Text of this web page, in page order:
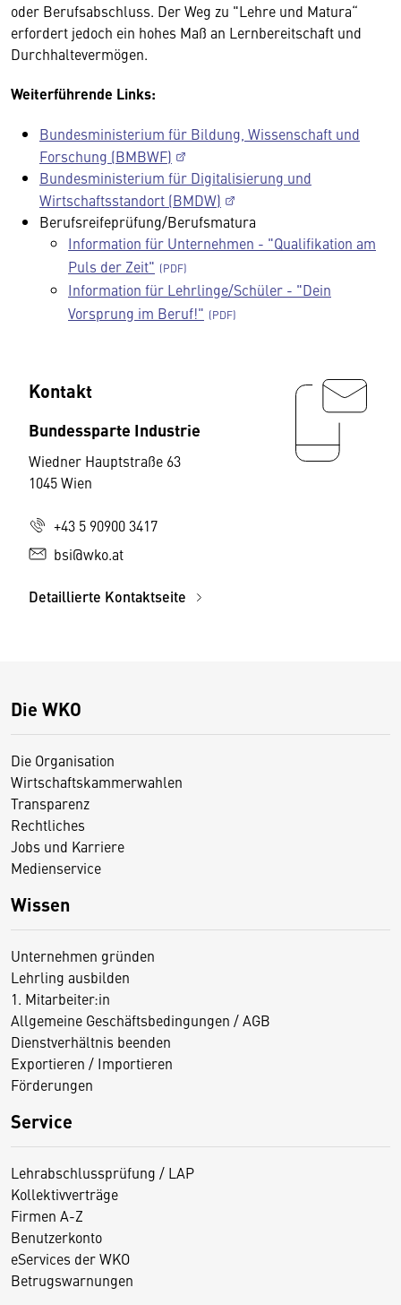
oder Berufsabschluss. Der Weg zu "Lehre und Matura“
erfordert jedoch ein hohes Maß an Lernbereitschaft und
Durchhaltevermögen.
Weiterführende Links:
Bundesministerium für Bildung, Wissenschaft und
Forschung (BMBWF)
Bundesministerium für Digitalisierung und
Wirtschaftsstandort (BMDW)
Berufsreifeprüfung/Berufsmatura
Information für Unternehmen - "Qualifikation am
Puls der Zeit"
Information für Lehrlinge/Schüler - "Dein
Vorsprung im Beruf!"
Kontakt
Bundessparte Industrie
Wiedner Hauptstraße 63
1045 Wien
+43 5 90900 3417
bsi@wko.at
Detaillierte Kontaktseite
Die WKO
Die Organisation
Wirtschaftskammerwahlen
Transparenz
Rechtliches
Jobs und Karriere
Medienservice
Wissen
Unternehmen gründen
Lehrling ausbilden
1. Mitarbeiter:in
Allgemeine Geschäftsbedingungen / AGB
Dienstverhältnis beenden
Exportieren / Importieren
Förderungen
Service
Lehrabschlussprüfung / LAP
Kollektivverträge
Firmen A-Z
Benutzerkonto
eServices der WKO
Betrugswarnungen